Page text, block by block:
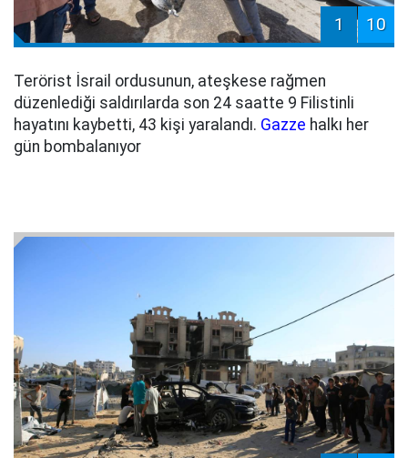
1 10
Terörist İsrail ordusunun, ateşkese rağmen
düzenlediği saldırılarda son 24 saatte 9 Filistinli
hayatını kaybetti, 43 kişi yaralandı. Gazze halkı her
gün bombalanıyor